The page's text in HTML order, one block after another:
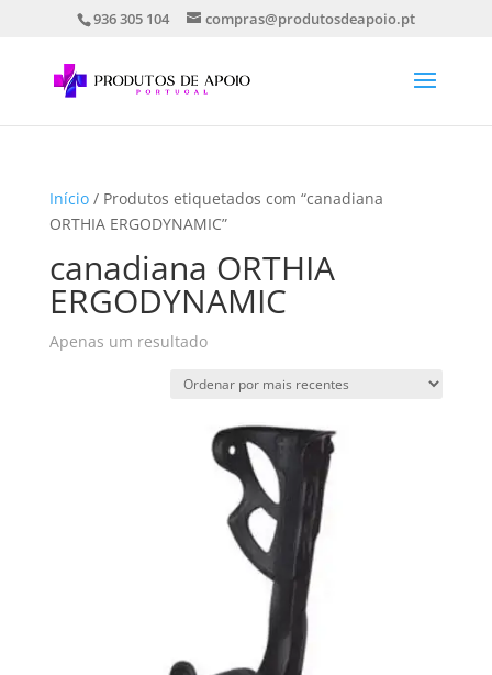
936 305 104 compras@produtosdeapoio.pt
Início/ Produtos etiquetados com “canadiana
ORTHIA ERGODYNAMIC”
canadiana ORTHIA
ERGODYNAMIC
Apenas um resultado